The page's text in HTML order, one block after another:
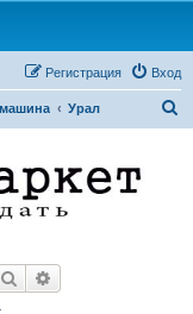
Вход
Регистрация
Урал
Поиск